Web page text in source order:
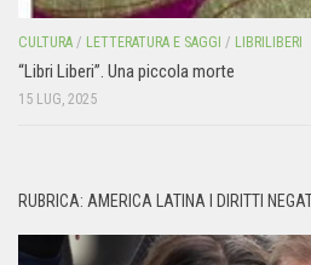
CULTURA / LETTERATURA E SAGGI / LIBRILIBERI
“Libri Liberi”. Una piccola morte
15 LUG, 2025
RUBRICA: AMERICA LATINA I DIRITTI